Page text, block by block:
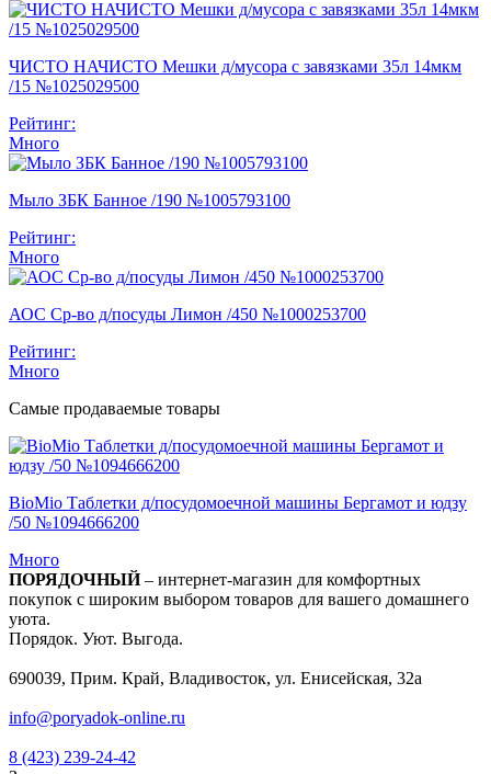
ЧИСТО НАЧИСТО Мешки д/мусора с завязками 35л 14мкм
/15 №1025029500
Рейтинг:
Много
Мыло ЗБК Банное /190 №1005793100
Рейтинг:
Много
АОС Ср-во д/посуды Лимон /450 №1000253700
Рейтинг:
Много
Самые продаваемые товары
BioMio Таблетки д/посудомоечной машины Бергамот и юдзу
/50 №1094666200
Много
ПОРЯДОЧНЫЙ– интернет-магазин для комфортных
покупок с широким выбором товаров для вашего домашнего
уюта.
Порядок. Уют. Выгода.
690039, Прим. Край, Владивосток, ул. Енисейская, 32а
info@poryadok-online.ru
8 (423) 239-24-42